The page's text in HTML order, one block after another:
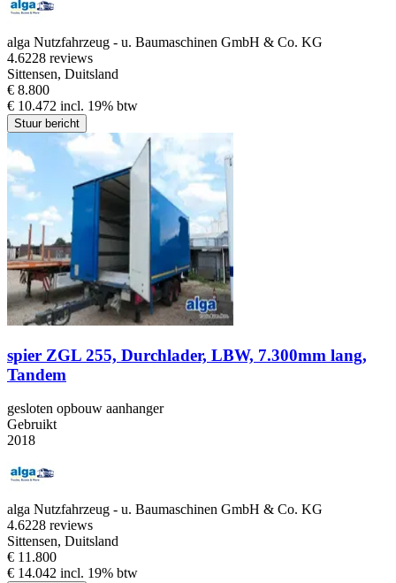
alga Nutzfahrzeug - u. Baumaschinen GmbH & Co. KG
4.6228 reviews
Sittensen, Duitsland
€ 8.800
€ 10.472 incl. 19% btw
Stuur bericht
spier ZGL 255, Durchlader, LBW, 7.300mm lang,
Tandem
gesloten opbouw aanhanger
Gebruikt
2018
alga Nutzfahrzeug - u. Baumaschinen GmbH & Co. KG
4.6228 reviews
Sittensen, Duitsland
€ 11.800
€ 14.042 incl. 19% btw